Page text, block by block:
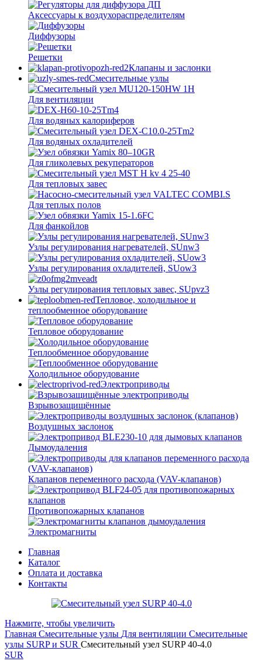
Аксессуары к воздухораспределителям
Диффузоры
Решетки
Клапаны и заслонки
Смесительные узлы
Для вентиляции
Для водяных калориферов
Для водяных охладителей
Для гликолевых рекуператоров
Для тепловых завес
Для теплых полов
Для фанкойлов
Узлы регулирования нагревателей, SUnw3
Узлы регулирования охладителей, SUow3
Узлы регулирования тепловых завес, SUpvz3
Тепловое, холодильное и
теплообменное оборудование
Тепловое оборудование
Теплообменное оборудование
Холодильное оборудование
Электроприводы
Взрывозащищённые
Воздушных заслонок
Дымоудаления
Клапанов переменного расхода (VAV-клапанов)
Противопожарных клапанов
Электромагниты
Главная
Каталог
Оплата и доставка
Контакты
Нажмите, чтобы увеличить
Главная Смесительные узлы Для вентиляции Смесительные
узлы SURP и SUR Смесительный узел SURP 40-4.0
SUR